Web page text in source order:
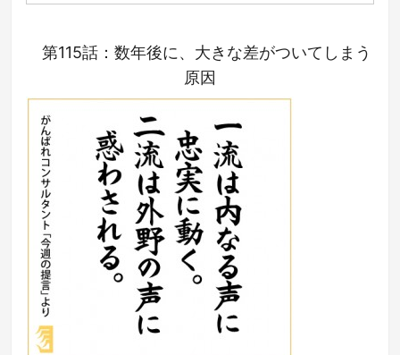
第115話：数年後に、大きな差がついてしまう
原因